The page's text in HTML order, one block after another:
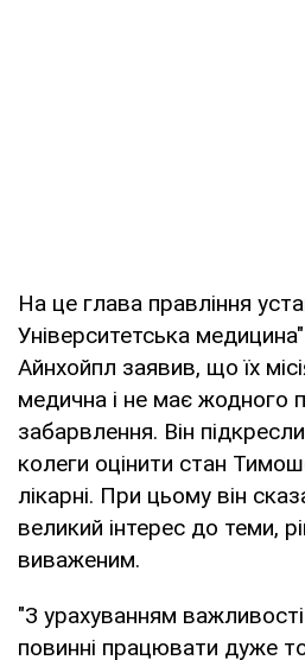
На це глава правління
Університетська
Айнхойпл заявив, що їх
медична і не має жодного
забарвлення. Він
колеги оцінити стан
лікарні. При цьому він
великий інтерес до теми,
виваженим.
"З урахуванням
повинні працювати дуже